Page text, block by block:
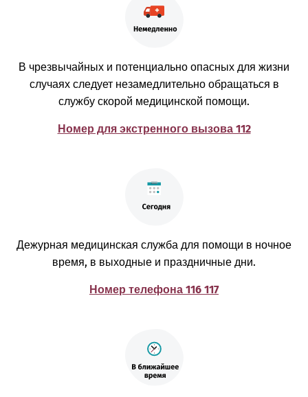
В чрезвычайных и потенциально опасных для жизни
случаях следует незамедлительно обращаться в
службу скорой медицинской помощи.
Номер для экстренного вызова 112
Дежурная медицинская служба для помощи в ночное
время, в выходные и праздничные дни.
Номер телефона 116 117